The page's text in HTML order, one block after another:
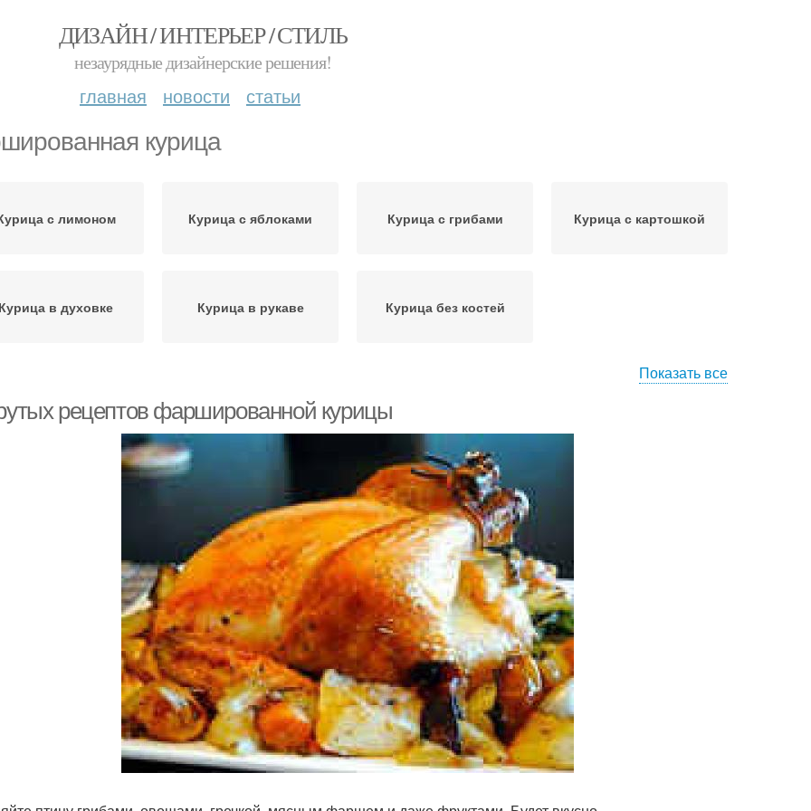
ДИЗАЙН / ИНТЕРЬЕР / СТИЛЬ
незаурядные дизайнерские решения!
главная новости статьи
курица
с лимоном Курица с яблоками Курица с грибами Курица с картошкой
Курица в духовке Курица в рукаве Курица без костей
Показать все
рецептов фаршированной курицы